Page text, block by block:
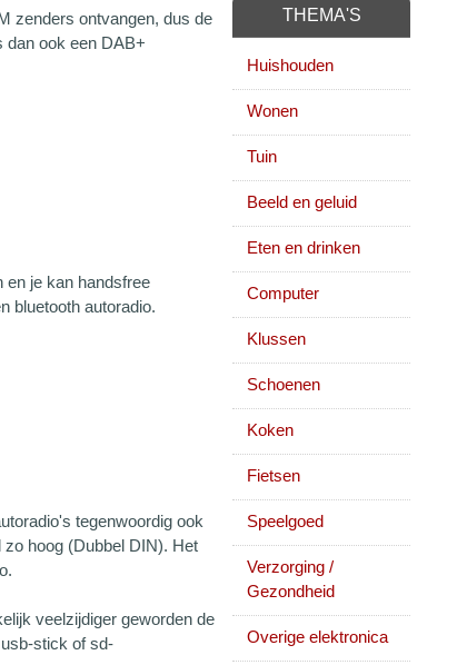
zenders ontvangen, dus de
dan ook een DAB+
en je kan handsfree
bluetooth autoradio.
tegenwoordig ook
hoog (Dubbel DIN). Het
veelzijdiger geworden de
stick of sd-
THEMA'S
Huishouden
Wonen
Tuin
Beeld en geluid
Eten en drinken
Computer
Klussen
Schoenen
Koken
Fietsen
Speelgoed
Verzorging /
Gezondheid
Overige elektronica